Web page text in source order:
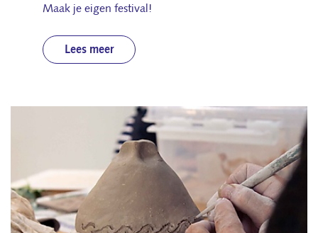
Maak je eigen festival!
Lees meer